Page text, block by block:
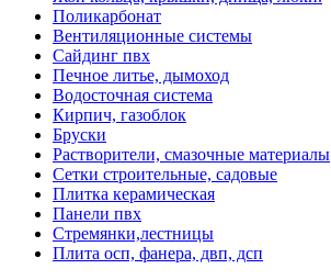
Поликарбонат
Вентиляционные системы
Сайдинг пвх
Печное литье, дымоход
Водосточная система
Кирпич, газоблок
Бруски
Растворители, смазочные материалы
Сетки строительные, садовые
Плитка керамическая
Панели пвх
Стремянки,лестницы
Плита осп, фанера, двп, дсп